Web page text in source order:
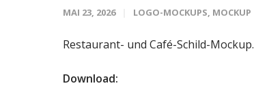
MAI 23, 2026 LOGO-MOCKUPS MOCKUP
Restaurant- und Café-Schild-Mockup.
Download: